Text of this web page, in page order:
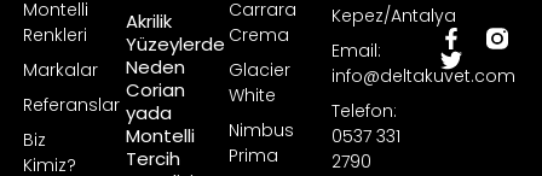
F
a
c
T
w
i
Akrilik
Yüzeylerde
Neden
Corian
yada
Montelli
Tercih
Carrara
Crema
Glacier
White
Nimbus
Prima
Montelli
Renkleri
Markalar
Referanslar
Biz
Kimiz?
Kepez/Antalya
Email:
info@deltakuvet.com
Telefon:
0537 331
2790